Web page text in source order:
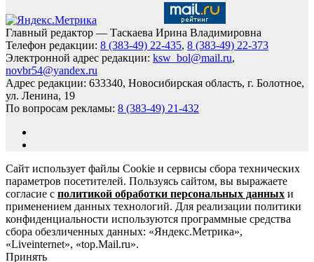
Главный редактор — Таскаева Ирина Владимировна
Телефон редакции: 8 (383-49) 22-435, 8 (383-49) 22-373
Электронной адрес редакции: ksw_bol@mail.ru,
novbr54@yandex.ru
Адрес редакции: 633340, Новосибирская область, г. Болотное,
ул. Ленина, 19
По вопросам рекламы: 8 (383-49) 21-432
Сайт использует файлы Cookie и сервисы сбора технических
параметров посетителей. Пользуясь сайтом, вы выражаете
согласие с политикой обработки персональных данных и
применением данных технологий. Для реализации политики
конфиденциальности используются программные средства
сбора обезличенных данных: «Яндекс.Метрика»,
«Liveinternet», «top.Mail.ru».
Принять